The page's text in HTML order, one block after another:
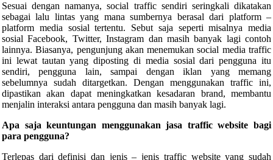
Sesuai dengan namanya, social traffic sendiri seringkali dikatakan
sebagai lalu lintas yang mana sumbernya berasal dari platform –
platform media sosial tertentu. Sebut saja seperti misalnya media
sosial Facebook, Twitter, Instagram dan masih banyak lagi contoh
lainnya. Biasanya, pengunjung akan menemukan social media traffic
ini lewat tautan yang diposting di media sosial dari pengguna itu
sendiri, pengguna lain, sampai dengan iklan yang memang
sebelumnya sudah ditargetkan. Dengan menggunakan traffic ini,
dipastikan akan dapat meningkatkan kesadaran brand, membantu
menjalin interaksi antara pengguna dan masih banyak lagi.
Apa saja keuntungan menggunakanjasa traffic website bagi
para pengguna?
Terlepas dari definisi dan jenis – jenis traffic website yang sudah